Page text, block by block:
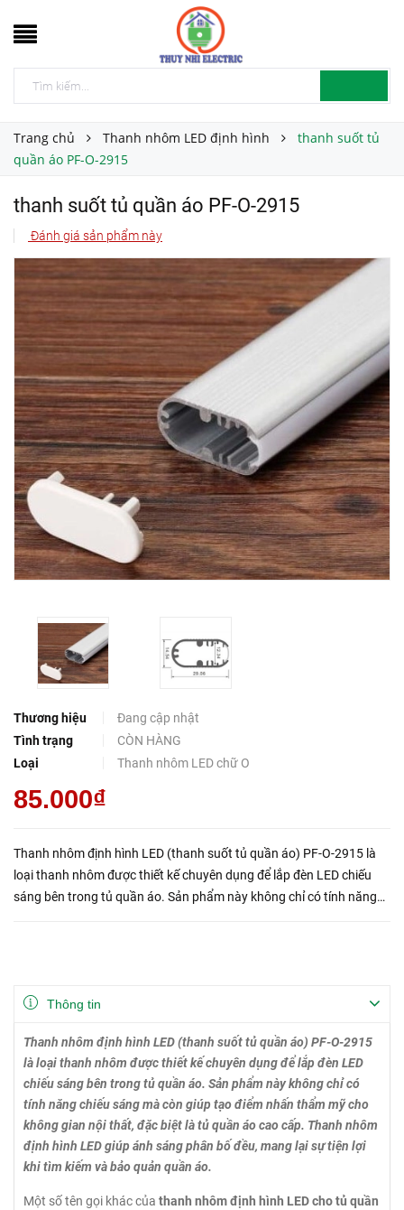
Trang chủ Thanh nhôm LED định hình
thanh suốt tủ
quần áo PF-O-2915
thanh suốt tủ quần áo PF-O-2915
Đánh giá sản phẩm này
Thương hiệu
Đang cập nhật
Tình trạng
CÒN HÀNG
Loại
Thanh nhôm LED chữ O
85.000₫
Thanh nhôm định hình LED (thanh suốt tủ quần áo) PF-O-2915 là
loại thanh nhôm được thiết kế chuyên dụng để lắp đèn LED chiếu
sáng bên trong tủ quần áo. Sản phẩm này không chỉ có tính năng
Thông tin
Thanh nhôm định hình LED (thanh suốt tủ quần áo) PF-O-2915
là loại thanh nhôm được thiết kế chuyên dụng để lắp đèn LED
chiếu sáng bên trong tủ quần áo. Sản phẩm này không chỉ có
tính năng chiếu sáng mà còn giúp tạo điểm nhấn thẩm mỹ cho
không gian nội thất, đặc biệt là tủ quần áo cao cấp. Thanh nhôm
định hình LED giúp ánh sáng phân bố đều, mang lại sự tiện lợi
khi tìm kiếm và bảo quản quần áo.
Một số tên gọi khác của thanh nhôm định hình LED cho tủ quần